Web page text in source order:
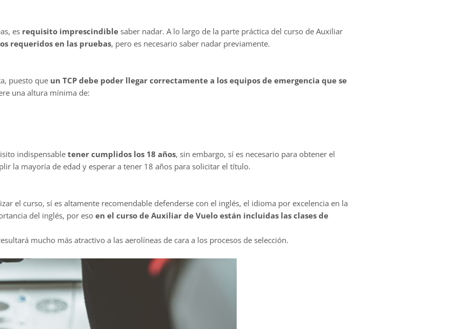
es requisito imprescindible saber nadar. A lo largo de la parte práctica del curso de Auxiliar
requeridos en las pruebas, pero es necesario saber nadar previamente.
puesto que un TCP debe poder llegar correctamente a los equipos de emergencia que se
una altura mínima de:
indispensable tener cumplidos los 18 años, sin embargo, sí es necesario para obtener el
la mayoría de edad y esperar a tener 18 años para solicitar el título.
el curso, sí es altamente recomendable defenderse con el inglés, el idioma por excelencia en la
del inglés, por eso en el curso de Auxiliar de Vuelo están incluidas las clases de
mucho más atractivo a las aerolíneas de cara a los procesos de selección.